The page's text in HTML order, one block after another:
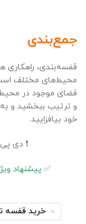
جمع‌بندی
قفسه‌بندی، راهکاری
محیط‌های مختلف
فضای موجود در محیط
و ترتیب ببخشید و به
خود بیافزایید.
❗ دی
✅ پیشنهاد
خرید قفسه